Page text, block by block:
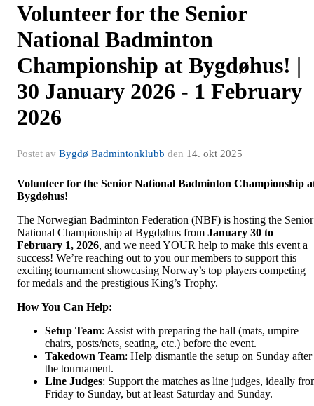
Volunteer for the Senior
National Badminton
Championship at Bygdøhus! |
30 January 2026 - 1 February
2026
Postet av Bygdø Badmintonklubb den 14. okt 2025
Volunteer for the Senior National Badminton Championship
Bygdøhus!
The Norwegian Badminton Federation (NBF) is hosting the Senior
National Championship at Bygdøhus from January 30 to
February 1, 2026, and we need YOUR help to make this event a
success! We’re reaching out to you our members to support this
exciting tournament showcasing Norway’s top players competing
for medals and the prestigious King’s Trophy.
How You Can Help:
Setup Team: Assist with preparing the hall (mats, umpire
chairs, posts/nets, seating, etc.) before the event.
Takedown Team: Help dismantle the setup on Sunday after
the tournament.
Line Judges: Support the matches as line judges, ideally
Friday to Sunday, but at least Saturday and Sunday.